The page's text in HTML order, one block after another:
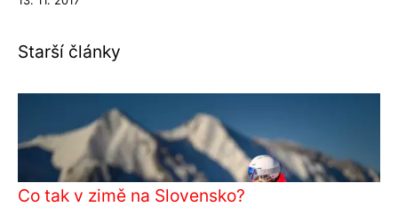
Starší články
Co tak v zimě na Slovensko?